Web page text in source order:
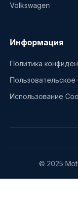
Volkswagen
Информация
Политика
Пользовательское
Использование
© 2025